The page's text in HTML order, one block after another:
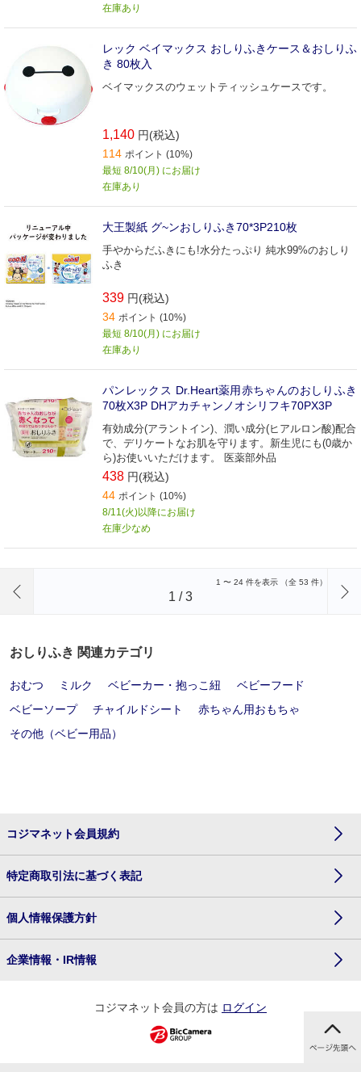
在庫あり
レック ベイマックス おしりふきケース＆おしりふ
き 80枚入
ベイマックスのウェットティッシュケースです。
1,140 円(税込)
114 ポイント (10%)
最短 8/10(月) にお届け
在庫あり
大王製紙 グ~ンおしりふき70*3P210枚
手やからだふきにも!水分たっぷり 純水99%のおしり
ふき
339 円(税込)
34 ポイント (10%)
最短 8/10(月) にお届け
在庫あり
パンレックス Dr.Heart薬用赤ちゃんのおしりふき
70枚X3P DHアカチャンノオシリフキ70PX3P
有効成分(アラントイン)、潤い成分(ヒアルロン酸)配合
で、デリケートなお肌を守ります。新生児にも(0歳か
ら)お使いいただけます。 医薬部外品
438 円(税込)
44 ポイント (10%)
8/11(火)以降にお届け
在庫少なめ
1 〜 24 件を表示 （全 53 件）
1 /3
おしりふき 関連カテゴリ
おむつ ミルク ベビーカー・抱っこ紐
ベビーフード
ベビーソープ
チャイルドシート
赤ちゃん用おもちゃ
その他（ベビー用品）
コジマネット会員規約
特定商取引法に基づく表記
個人情報保護方針
企業情報・IR情報
コジマネット会員の方は ログイン